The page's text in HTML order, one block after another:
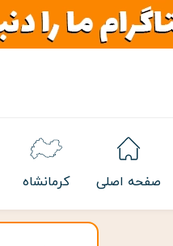
صفحه اصلی کرمانشاه